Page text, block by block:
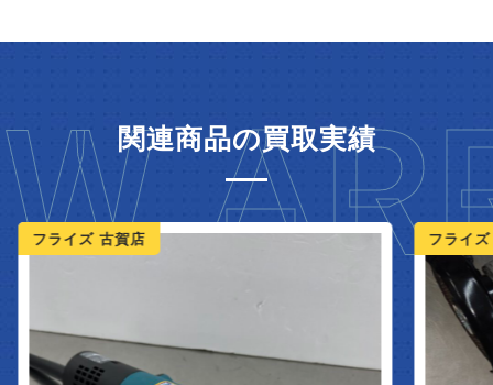
関連商品の買取実績
イズ 古賀店 フライズ 鳥栖店